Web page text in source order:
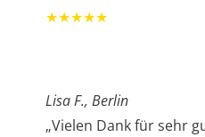
★★★★★
Lisa F., Berlin
„Vielen Dank für sehr